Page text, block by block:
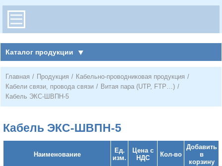
Каталог продукции
Главная / Продукция / Кабельно-проводниковая продукция /
Кабели связи, провода связи / Витая пара (UTP, FTP…) /
Кабель ЭКС-ШВПН-5
Кабель ЭКС-ШВПН-5
Наименование
Ед.
изм.
Цена с
НДС
Кол-во
Добавить
в
корзину